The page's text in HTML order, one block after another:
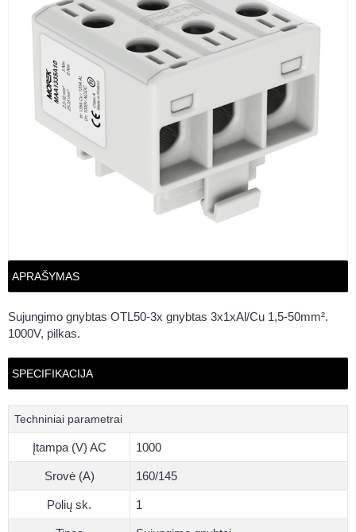
APRAŠYMAS
Sujungimo gnybtas OTL50-3x gnybtas 3x1xAl/Cu 1,5-50mm².
1000V, pilkas.
SPECIFIKACIJA
Techniniai parametrai
Įtampa (V) AC 1000
Srovė (A) 160/145
Polių sk. 1